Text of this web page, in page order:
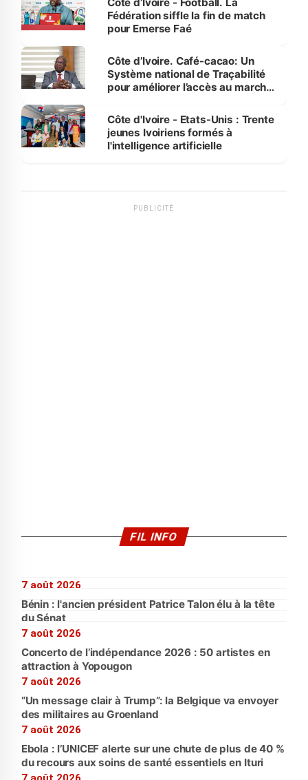
Fédération siffle la fin de match
pour Emerse Faé
Côte d’Ivoire. Café-cacao: Un
Système national de Traçabilité
pour améliorer l’accès au marché
Côte d'Ivoire - Etats-Unis : Trente
jeunes Ivoiriens formés à
l'intelligence artificielle
PUBLICITÉ
FIL INFO
7 août 2026
Bénin : l'ancien président Patrice Talon élu à la tête
du Sénat
7 août 2026
Concerto de l’indépendance 2026 : 50 artistes en
attraction à Yopougon
7 août 2026
“Un message clair à Trump”: la Belgique va envoyer
des militaires au Groenland
7 août 2026
Ebola : l’UNICEF alerte sur une chute de plus de 40 %
du recours aux soins de santé essentiels en Ituri